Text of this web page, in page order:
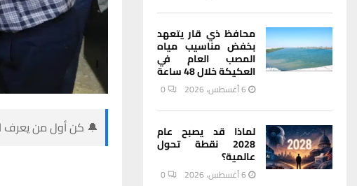
🔔 كن أول من يعرف
محافظ ذي قار يتعهد
بخفض مناسيب مياه
المصب العام في
العكيكة خلال 48 ساعة
6 أغسطس، 2026 0
لماذا قد يصبح عام
2028 نقطة تحول
عالمية؟
6 أغسطس، 2026 0